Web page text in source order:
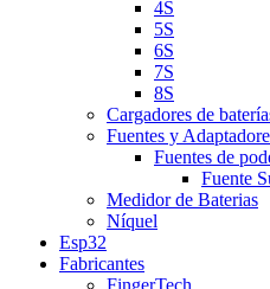
4S
5S
6S
7S
8S
Cargadores de
Fuentes y
Fuentes de
Fuente
Medidor de Baterias
Níquel
Esp32
Fabricantes